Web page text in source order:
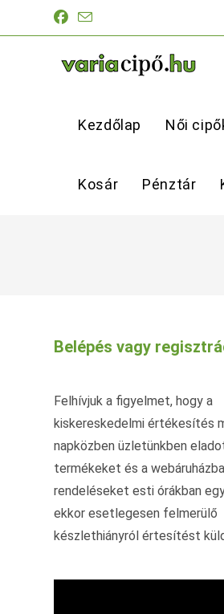
Kezdőlap Női
Kosár Pénztár
Belépés vagy
Felhívjuk a figyelmet, hogy a
kiskereskedelmi értékesítés
napközben üzletünkben
termékeket és a
rendeléseket esti órákban
ekkor esetlegesen felmerülő
készlethiányról értesítést